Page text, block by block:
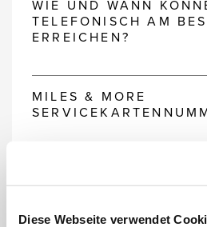
Diese Webseite verwendet
WIE UND WANN
TELEFONISCH AM
ERREICHEN?
MILES & MORE